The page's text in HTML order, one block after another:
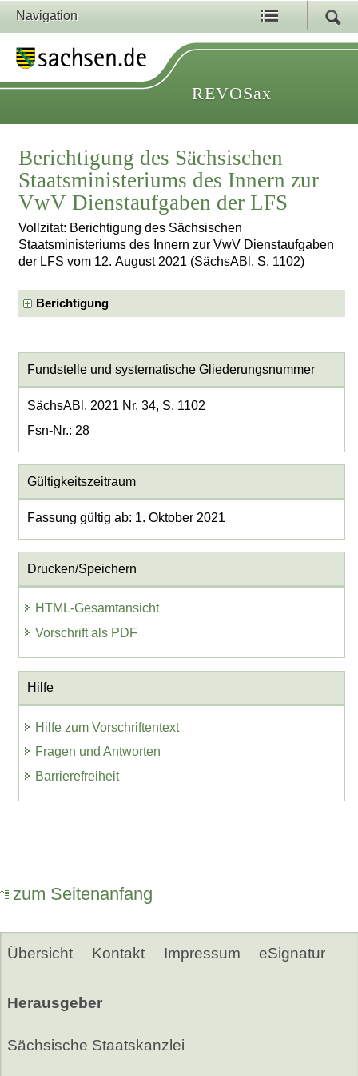
Navigation
REVOSax
Berichtigung des Sächsischen
Staatsministeriums des Innern zur
VwV Dienstaufgaben der LFS
Vollzitat: Berichtigung des Sächsischen
Staatsministeriums des Innern zur VwV Dienstaufgaben
der LFS vom 12. August 2021 (SächsABl. S. 1102)
Berichtigung
Fundstelle und systematische Gliederungsnummer
SächsABl. 2021 Nr. 34, S. 1102
Fsn-Nr.: 28
Gültigkeitszeitraum
Fassung gültig ab: 1. Oktober 2021
Drucken/Speichern
HTML-Gesamtansicht
Vorschrift als PDF
Hilfe
Hilfe zum Vorschriftentext
Fragen und Antworten
Barrierefreiheit
zum Seitenanfang
Übersicht Kontakt Impressum eSignatur
Herausgeber
Sächsische Staatskanzlei